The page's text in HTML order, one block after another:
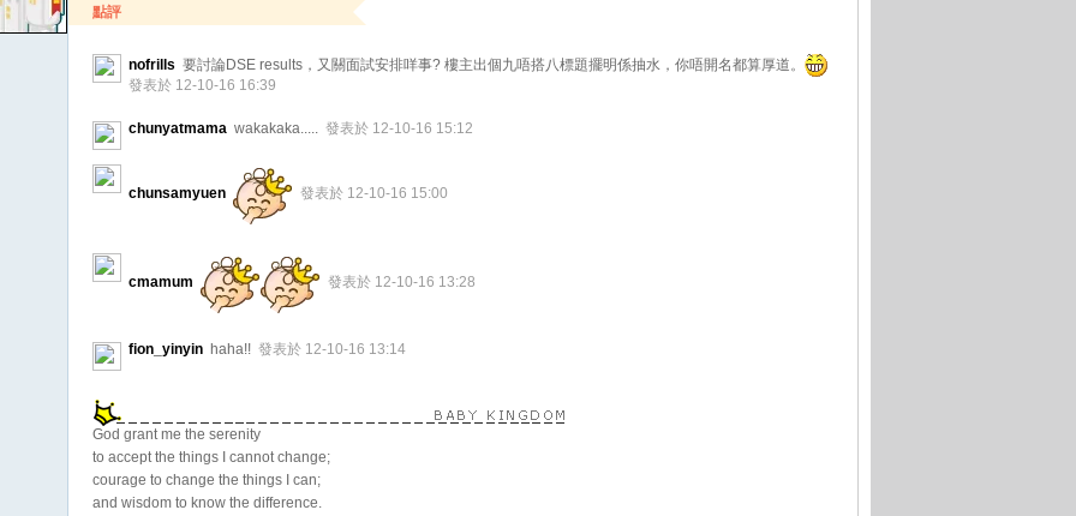
點評
nofrills 要討論DSE results，又關面試安排咩事? 樓主出個九唔搭八標題擺明係抽水，你唔開名都算厚道。
發表於 12-10-16 16:39
chunyatmama wakakaka..... 發表於 12-10-16 15:12
chunsamyuen 發表於 12-10-16 15:00
cmamum 發表於 12-10-16 13:28
fion_yinyin haha!! 發表於 12-10-16 13:14
God grant me the serenity
to accept the things I cannot change;
courage to change the things I can;
and wisdom to know the difference.